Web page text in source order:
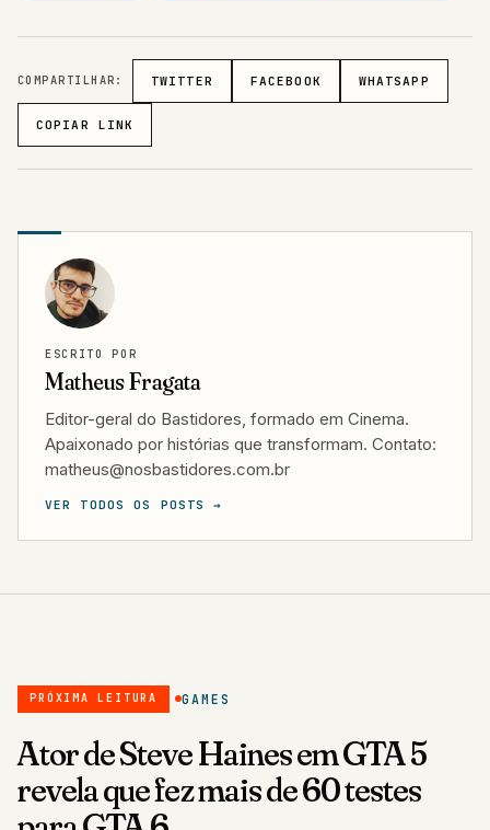
COMPARTILHAR: TWITTER FACEBOOK WHATSAPP
COPIAR LINK
ESCRITO POR
Matheus Fragata
Editor-geral do Bastidores, formado em Cinema.
Apaixonado por histórias que transformam. Contato:
matheus@nosbastidores.com.br
VER TODOS OS POSTS →
PRÓXIMA LEITURA GAMES
Ator de Steve Haines em GTA 5
revela que fez mais de 60 testes